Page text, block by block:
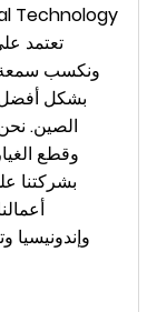
ونكسب سمعة
بشكل أفضل
الصين.
وقطع
بشركتنا
وإندونيسيا